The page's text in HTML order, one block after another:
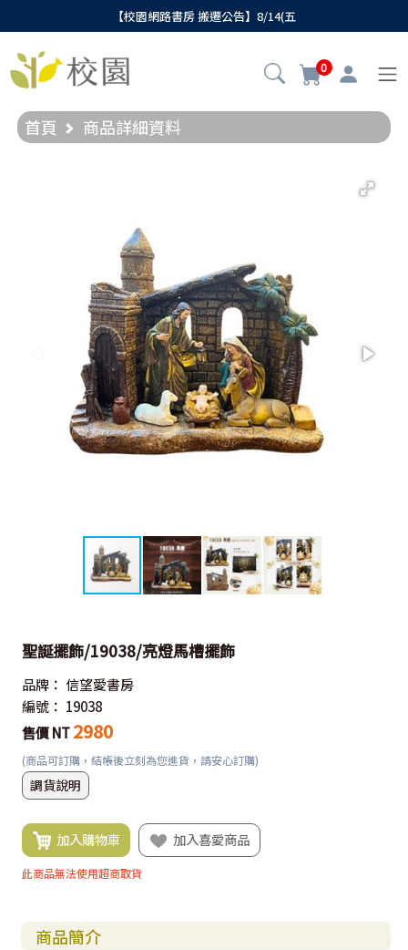
【校園網路書房 搬遷公告】8/14(五
0
首頁 商品詳細資料
聖誕擺飾/19038/亮燈馬槽擺飾
品牌： 信望愛書房
編號： 19038
售價 NT 2980
(商品可訂購，結帳後立刻為您進貨，請安心訂購)
調貨說明
加入購物車 加入喜愛商品
此商品無法使用超商取貨
商品簡介